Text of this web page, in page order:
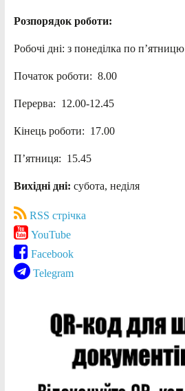
Розпорядок роботи:
Робочі дні: з понеділка по п’ятницю
Початок роботи: 8.00
Перерва: 12.00-12.45
Кінець роботи: 17.00
П’ятниця: 15.45
Вихідні дні: субота, неділя
RSS стрічка
YouTube
Facebook
Telegram